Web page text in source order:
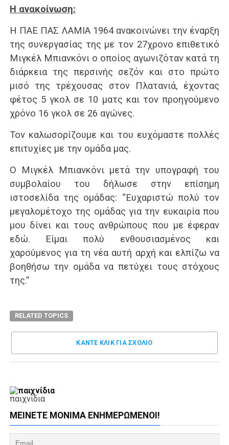
Η ανακοίνωση:
Η ΠΑΕ ΠΑΣ ΛΑΜΙΑ 1964 ανακοινώνει την έναρξη
της συνεργασίας της με τον 27χρονο επιθετικό
Μιγκέλ Μπιανκόνι ο οποίος αγωνιζόταν κατά τη
διάρκεια της περσινής σεζόν και στο πρώτο
μισό της τρέχουσας στον Πλατανιά, έχοντας
φέτος 5 γκολ σε 10 ματς και τον προηγούμενο
χρόνο 16 γκολ σε 26 αγώνες.
Τον καλωσορίζουμε και του ευχόμαστε πολλές
επιτυχίες με την ομάδα μας.
Ο Μιγκέλ Μπιανκόνι μετά την υπογραφή του
συμβολαίου του δήλωσε στην επίσημη
ιστοσελίδα της ομάδας: “Ευχαριστώ πολύ τον
μεγαλομέτοχο της ομάδας για την ευκαιρία που
μου δίνει και τους ανθρώπους που με έφεραν
εδώ. Είμαι πολύ ενθουσιασμένος και
χαρούμενος για τη νέα αυτή αρχή και ελπίζω να
βοηθήσω την ομάδα να πετύχει τους στόχους
της.”
RELATED TOPICS
ΚΑΝΤΕ ΚΛΊΚ ΓΙΑ ΣΧΌΛΙΟ
παιχνίδια
ΜΕΊΝΕΤΕ ΜΌΝΙΜΑ ΕΝΗΜΕΡΏΜΕΝΟΙ!